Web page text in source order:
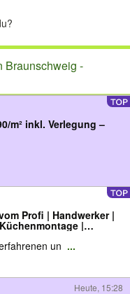
Braunschweig -
m² inkl. Verlegung –
Profi | Handwerker |
|
Aufbau,
Monteur, Lampen,
un ...
Heute, 15:28